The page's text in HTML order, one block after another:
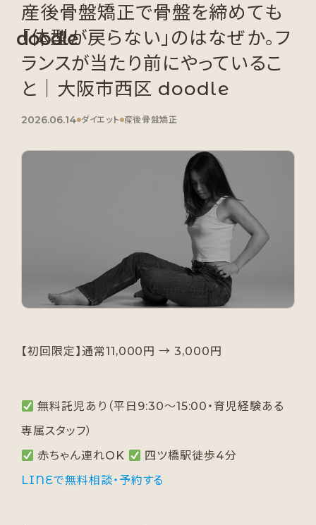
産後骨盤矯正で骨盤を締めても
「体型が戻らない」のはなぜか。フ
ランスが当たり前にやっているこ
と｜大阪市西区 doodle
2026.06.14 ダイエット 産後骨盤矯正
【初回限定】通常11,000円 → 3,000円
無料託児あり（平日9:30〜15:00・育児経験ある
専属スタッフ）
赤ちゃん連れOK
四ツ橋駅徒歩4分
LINEで無料相談・予約する